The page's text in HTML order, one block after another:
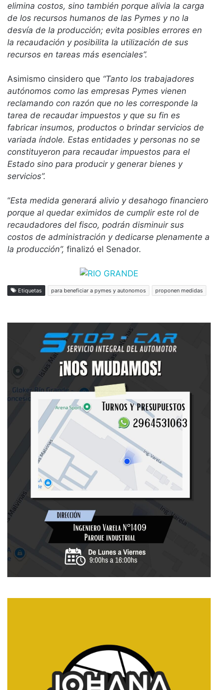
elimina costos, sino también porque alivia la carga
de los recursos humanos de las Pymes y no la
desvía de la producción; evita posibles errores en
la recaudación y posibilita la utilización de sus
recursos en tareas más esenciales”.
Asimismo cinsidero que “Tanto los trabajadores
autónomos como las empresas Pymes vienen
reclamando con razón que no les corresponde la
tarea de recaudar impuestos y que su fin es
fabricar insumos, productos o brindar servicios de
variada índole. Estas entidades y personas no se
constituyeron para recaudar impuestos para el
Estado sino para producir y generar bienes y
servicios”.
“Esta medida generará alivio y desahogo financiero
porque al quedar eximidos de cumplir este rol de
recaudadores del fisco, podrán disminuir sus
costos de administración y dedicarse plenamente a
la producción”, finalizó el Senador.
Etiquetas para beneficiar a pymes y autonomos proponen medidas